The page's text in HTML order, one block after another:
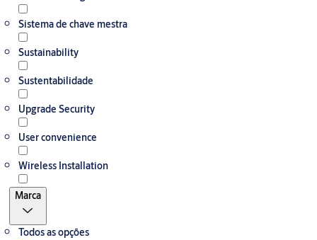
Sistema de chave mestra
Sustainability
Sustentabilidade
Upgrade Security
User convenience
Wireless Installation
Marca
Todos as opções